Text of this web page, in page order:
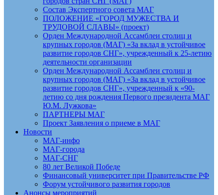
Состав Экспертного совета МАГ
ПОЛОЖЕНИЕ «ГОРОД МУЖЕСТВА И
ТРУДОВОЙ СЛАВЫ» (проект)
Орден Международной Ассамблеи столиц и
крупных городов (МАГ) «За вклад в устойчивое
развитие городов СНГ», учрежденный к 25-летию
деятельности организации
Орден Международной Ассамблеи столиц и
крупных городов (МАГ) «За вклад в устойчивое
развитие городов СНГ», учрежденный к «90-
летию со дня рождения Первого президента МАГ
Ю.М. Лужкова»
ПАРТНЕРЫ МАГ
Проект Заявления о приеме в МАГ
Новости
МАГ-инфо
МАГ-города
МАГ-СНГ
80 лет Великой Победе
Финансовый университет при Правительстве РФ
Форум устойчивого развития городов
Анонсы мероприятий